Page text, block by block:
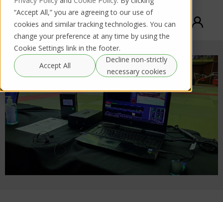
“Accept All,” you are agreeing to our use of
cookies and similar tracking technologies. You can
change your preference at any time by using the
Cookie Settings link in the footer.
Accept All
Decline non-strictly
necessary cookies